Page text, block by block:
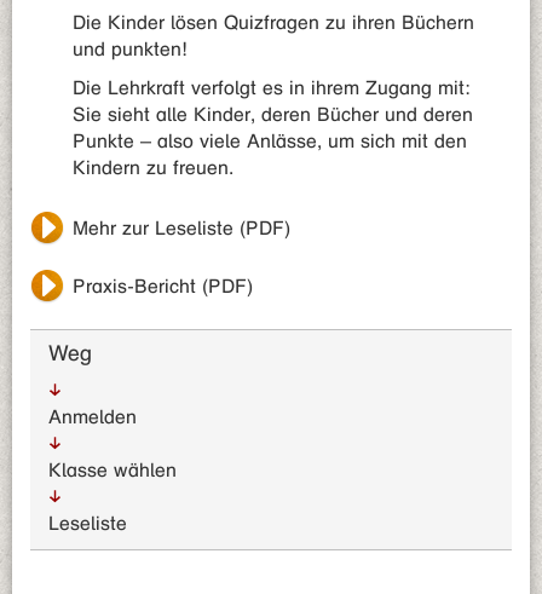
Die Kinder lösen Quizfragen zu ihren Büchern
und punkten!
Die Lehrkraft verfolgt es in ihrem Zugang mit:
Sie sieht alle Kinder, deren Bücher und deren
Punkte – also viele Anlässe, um sich mit den
Kindern zu freuen.
Mehr zur Leseliste (PDF)
Praxis-Bericht (PDF)
Weg
Anmelden
Klasse wählen
Leseliste